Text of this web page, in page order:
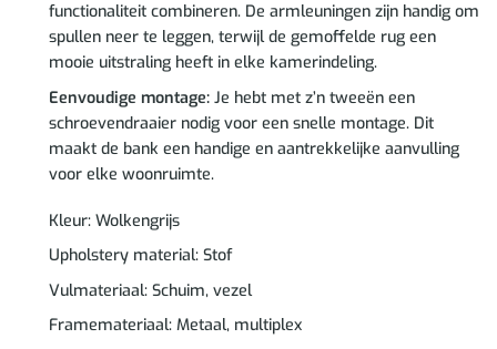
functionaliteit combineren. De armleuningen zijn handig om
spullen neer te leggen, terwijl de gemoffelde rug een
mooie uitstraling heeft in elke kamerindeling.
Eenvoudige montage:Je hebt met z’n tweeën een
schroevendraaier nodig voor een snelle montage. Dit
maakt de bank een handige en aantrekkelijke aanvulling
voor elke woonruimte.
Kleur: Wolkengrijs
Upholstery material: Stof
Vulmateriaal: Schuim, vezel
Framemateriaal: Metaal, multiplex